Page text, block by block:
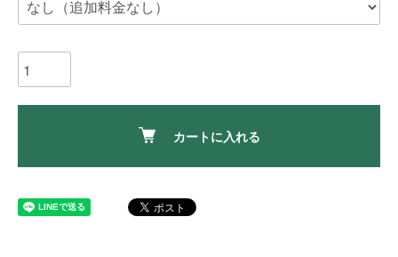
カートに入れる